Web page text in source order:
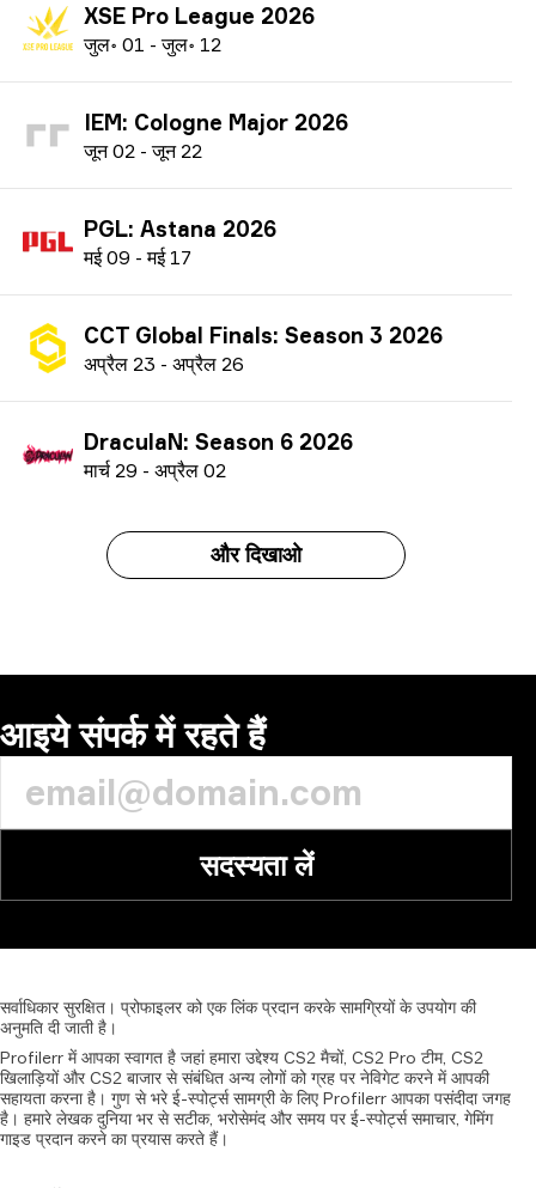
XSE Pro League 2026
जुल॰ 01 -जुल॰ 12
IEM: Cologne Major 2026
जून 02 -जून 22
PGL: Astana 2026
मई 09 -मई 17
CCT Global Finals: Season 3 2026
अप्रैल 23 - अप्रैल 26
DraculaN: Season 6 2026
मार्च 29 - अप्रैल 02
और दिखाओ
आइये संपर्क में रहते हैं
सदस्यता लें
सर्वाधिकार सुरक्षित। प्रोफाइलर को एक लिंक प्रदान करके सामग्रियों के उपयोग की
अनुमति दी जाती है।
Profilerr में आपका स्वागत है जहां हमारा उद्देश्य CS2 मैचों, CS2 Pro टीम, CS2
खिलाड़ियों और CS2 बाजार से संबंधित अन्य लोगों को ग्रह पर नेविगेट करने में आपकी
सहायता करना है। गुण से भरे ई-स्पोर्ट्स सामग्री के लिए Profilerr आपका पसंदीदा जगह
है। हमारे लेखक दुनिया भर से सटीक, भरोसेमंद और समय पर ई-स्पोर्ट्स समाचार, गेमिंग
गाइड प्रदान करने का प्रयास करते हैं।